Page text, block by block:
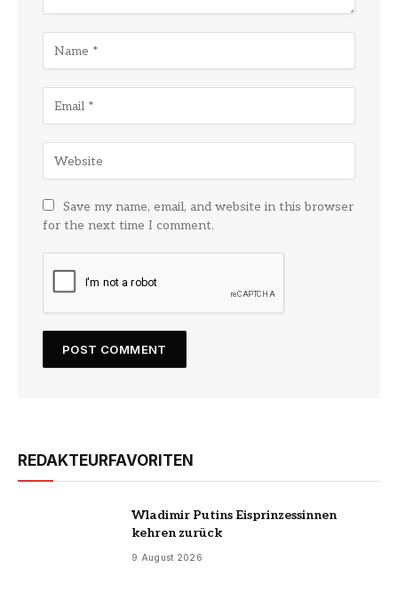
Save my name, email, and website in this browser
for the next time I comment.
REDAKTEURFAVORITEN
Wladimir Putins Eisprinzessinnen
kehren zurück
9 August 2026